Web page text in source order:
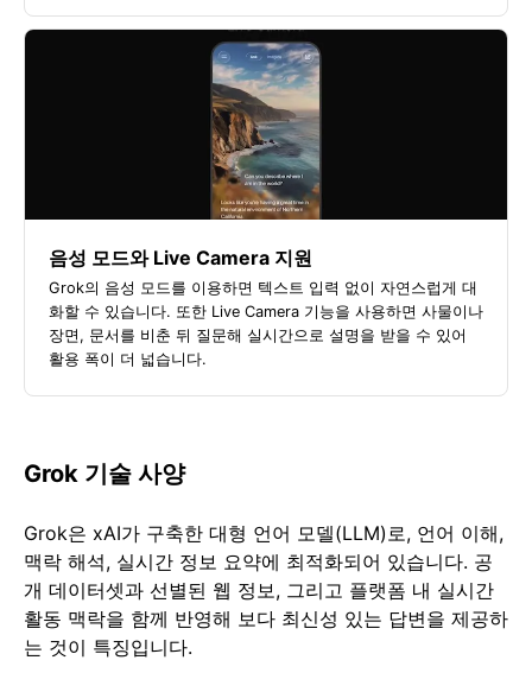
음성 모드와 Live Camera 지원
Grok의 음성 모드를 이용하면 텍스트 입력 없이 자연스럽게 대
화할 수 있습니다. 또한 Live Camera 기능을 사용하면 사물이나
장면, 문서를 비춘 뒤 질문해 실시간으로 설명을 받을 수 있어
활용 폭이 더 넓습니다.
Grok 기술 사양
Grok은 xAI가 구축한 대형 언어 모델(LLM)로, 언어 이해,
맥락 해석, 실시간 정보 요약에 최적화되어 있습니다. 공
개 데이터셋과 선별된 웹 정보, 그리고 플랫폼 내 실시간
활동 맥락을 함께 반영해 보다 최신성 있는 답변을 제공하
는 것이 특징입니다.